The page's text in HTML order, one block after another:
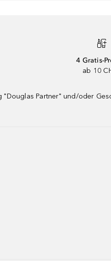
4 Gratis-
ab 10
Partner" und/oder